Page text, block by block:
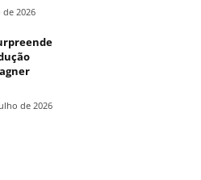
2026
de 2026